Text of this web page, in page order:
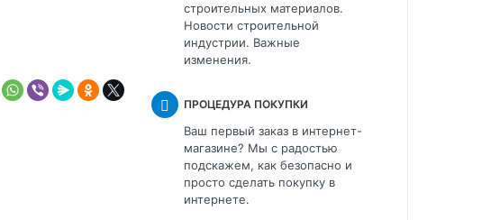
строительных материалов.
Новости строительной
индустрии. Важные
изменения.
ПРОЦЕДУРА ПОКУПКИ
Ваш первый заказ в интернет-
магазине? Мы с радостью
подскажем, как безопасно и
просто сделать покупку в
интернете.